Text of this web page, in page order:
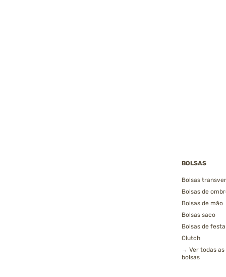
BOLSAS
Bolsas
Bolsas de
Bolsas de mão
Bolsas saco
Bolsas de festa
Clutch
→ Ver todas as
bolsas